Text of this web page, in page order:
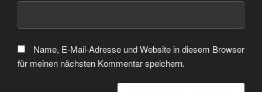
Name, E-Mail-Adresse und Website in diesem Browser
für meinen nächsten Kommentar speichern.